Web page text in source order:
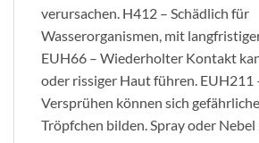
verursachen. H412 – Schädlich für
Wasserorganismen, mit
EUH66 – Wiederholter Kontakt
oder rissiger Haut führen. EUH211
Versprühen können sich
Tröpfchen bilden. Spray oder